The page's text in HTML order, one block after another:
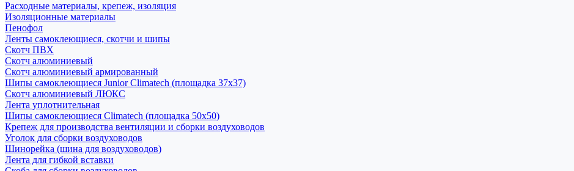
Расходные материалы, крепеж, изоляция
Изоляционные материалы
Пенофол
Ленты самоклеющиеся, скотчи и шипы
Скотч ПВХ
Скотч алюминиевый
Скотч алюминиевый армированный
Шипы самоклеющиеся Junior Climatech (площадка 37х37)
Скотч алюминиевый ЛЮКС
Лента уплотнительная
Шипы самоклеющиеся Climatech (площадка 50х50)
Крепеж для производства вентиляции и сборки воздуховодов
Уголок для сборки воздуховодов
Шинорейка (шина для воздуховодов)
Лента для гибкой вставки